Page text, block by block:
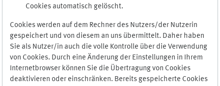
Cookies automatisch gelöscht.
Cookies werden auf dem Rechner des Nutzers/der Nutzerin
gespeichert und von diesem an uns übermittelt. Daher haben
Sie als Nutzer/in auch die volle Kontrolle über die Verwendung
von Cookies. Durch eine Änderung der Einstellungen in Ihrem
Internetbrowser können Sie die Übertragung von Cookies
deaktivieren oder einschränken. Bereits gespeicherte Cookies